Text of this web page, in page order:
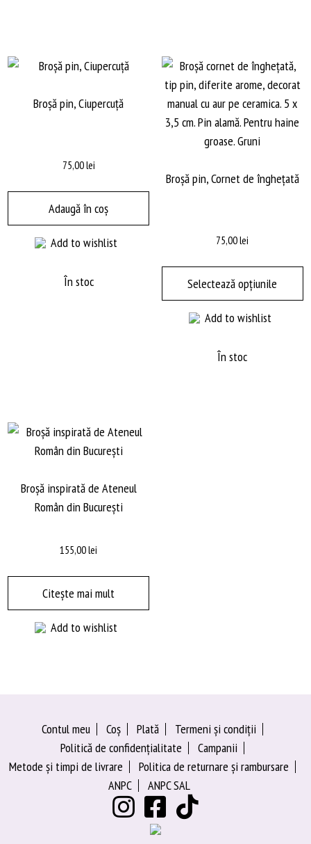
Broșă pin, Ciupercuţă
75,00lei
Adaugă în coș
Add to wishlist
În stoc
Broșă pin, Cornet de îngheţată
75,00lei
Selectează opțiunile
Add to wishlist
În stoc
Broșă inspirată de Ateneul
Român din București
155,00lei
Citește mai mult
Add to wishlist
Contul meu Coș Plată
Termeni şi condiţii
Politică de confidențialitate
Campanii
Metode și timpi de livrare
Politica de returnare și rambursare
ANPC
ANPC SAL